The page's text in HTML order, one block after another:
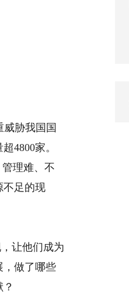
胁我国国
4800家。
理难、不
不足的现
让他们成为
，做了哪些